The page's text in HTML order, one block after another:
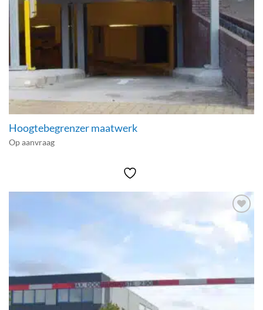
Hoogtebegrenzer maatwerk
Op aanvraag